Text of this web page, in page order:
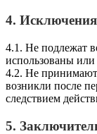
4.
4.1. Не подлежат
использованы
4.2. Не
возникли после
следствием
5.